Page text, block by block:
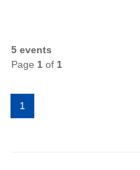
5 events
Page 1 of 1
1